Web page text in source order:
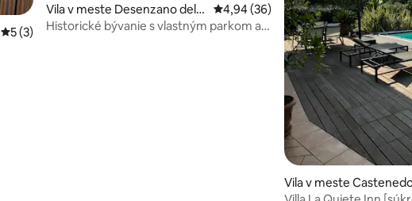
Priemerné ohodnotenie 5 z 5, počet hodnotení: 3
5 (3)
Vila v meste Desenzano del
Garda
Priemerné ohodnotenie 4,94 z 5,
4,94 (36)
Historické bývanie s vlastným parkom a
Vila v meste